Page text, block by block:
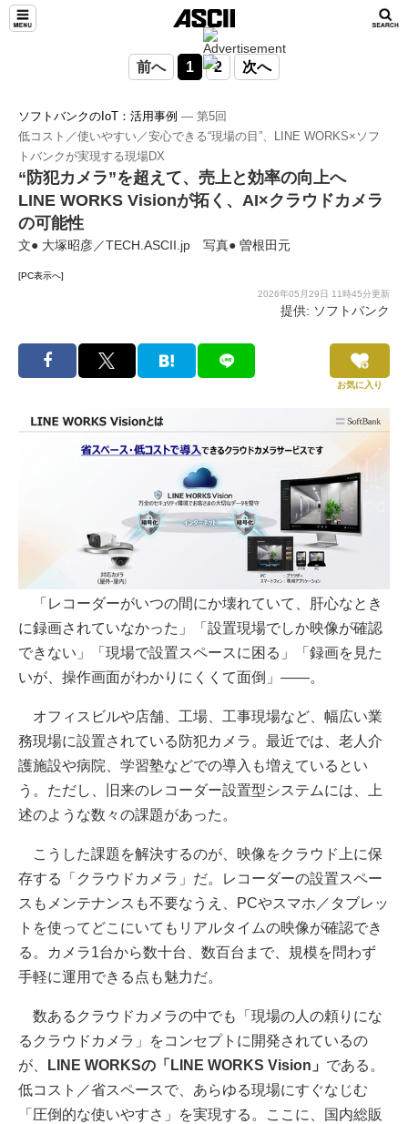
前へ 1 2 次へ
ソフトバンクのIoT：活用事例 ― 第5回
低コスト／使いやすい／安心できる“現場の目”、LINE WORKS×ソフ
トバンクが実現する現場DX
“防犯カメラ”を超えて、売上と効率の向上へ
LINE WORKS Visionが拓く、AI×クラウドカメラ
の可能性
文● 大塚昭彦／TECH.ASCII.jp 写真● 曽根田元
[PC表示へ]
2026年05月29日 11時45分更新
提供: ソフトバンク
お気に入り
「レコーダーがいつの間にか壊れていて、肝心なとき
に録画されていなかった」「設置現場でしか映像が確認
できない」「現場で設置スペースに困る」「録画を見た
いが、操作画面がわかりにくくて面倒」――。
オフィスビルや店舗、工場、工事現場など、幅広い業
務現場に設置されている防犯カメラ。最近では、老人介
護施設や病院、学習塾などでの導入も増えているとい
う。ただし、旧来のレコーダー設置型システムには、上
述のような数々の課題があった。
こうした課題を解決するのが、映像をクラウド上に保
存する「クラウドカメラ」だ。レコーダーの設置スペー
スもメンテナンスも不要なうえ、PCやスマホ／タブレッ
トを使ってどこにいてもリアルタイムの映像が確認でき
る。カメラ1台から数十台、数百台まで、規模を問わず
手軽に運用できる点も魅力だ。
数あるクラウドカメラの中でも「現場の人の頼りにな
るクラウドカメラ」をコンセプトに開発されているの
が、
LINE WORKSの「LINE WORKS Vision」 である。
低コスト／省スペースで、あらゆる現場にすぐなじむ
「圧倒的な使いやすさ」を実現する。ここに、国内総販